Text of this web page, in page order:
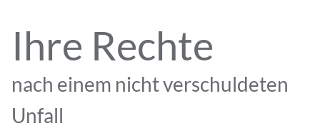
Ihre Rechte
nach einem nicht verschuldeten
Unfall